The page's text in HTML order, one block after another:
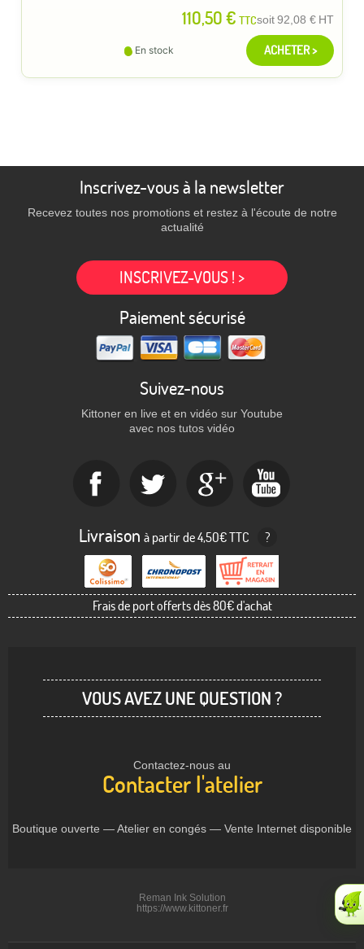
110,50 € TTCsoit92,08 € HT
En stock ACHETER >
Inscrivez-vous à la newsletter
Recevez toutes nos promotions et restez à l'écoute de notre
actualité
INSCRIVEZ-VOUS ! >
Paiement sécurisé
Suivez-nous
Kittoner en live et en vidéo sur Youtube
avec nos tutos vidéo
Livraison à partir de 4,50€ TTC ?
Frais de port offerts dès 80€ d'achat
VOUS AVEZ UNE QUESTION ?
Contactez-nous au
Contacter l'atelier
Boutique ouverte — Atelier en congés — Vente Internet disponible
Reman Ink Solution
https://www.kittoner.fr